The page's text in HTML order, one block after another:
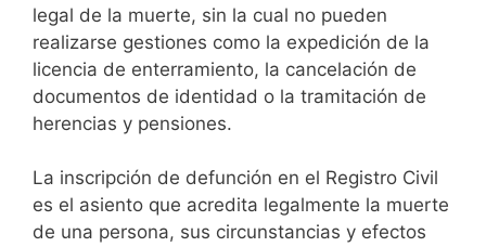
legal de la muerte, sin la cual no pueden
realizarse gestiones como la expedición de la
licencia de enterramiento, la cancelación de
documentos de identidad o la tramitación de
herencias y pensiones.
La inscripción de defunción en el Registro Civil
es el asiento que acredita legalmente la muerte
de una persona, sus circunstancias y efectos